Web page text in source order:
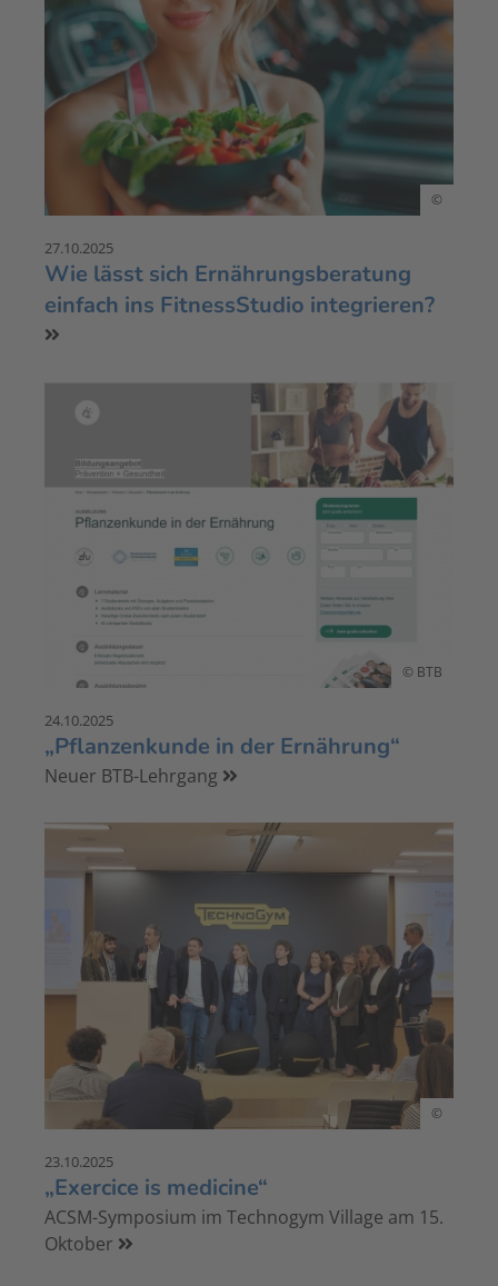
©
27.10.2025
Wie lässt sich Ernährungsberatung
einfach ins FitnessStudio integrieren?
© BTB
24.10.2025
„Pflanzenkunde in der Ernährung“
Neuer BTB-Lehrgang
©
23.10.2025
„Exercice is medicine“
ACSM-Symposium im Technogym Village am 15.
Oktober